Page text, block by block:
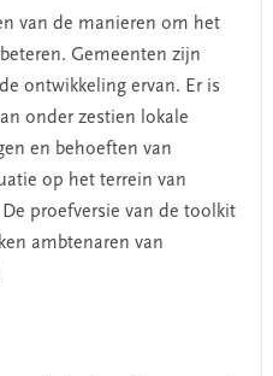
van de manieren om het
Gemeenten zijn
ontwikkeling ervan. Er is
onder zestien lokale
en behoeften van
op het terrein van
proefversie van de toolkit
ambtenaren van